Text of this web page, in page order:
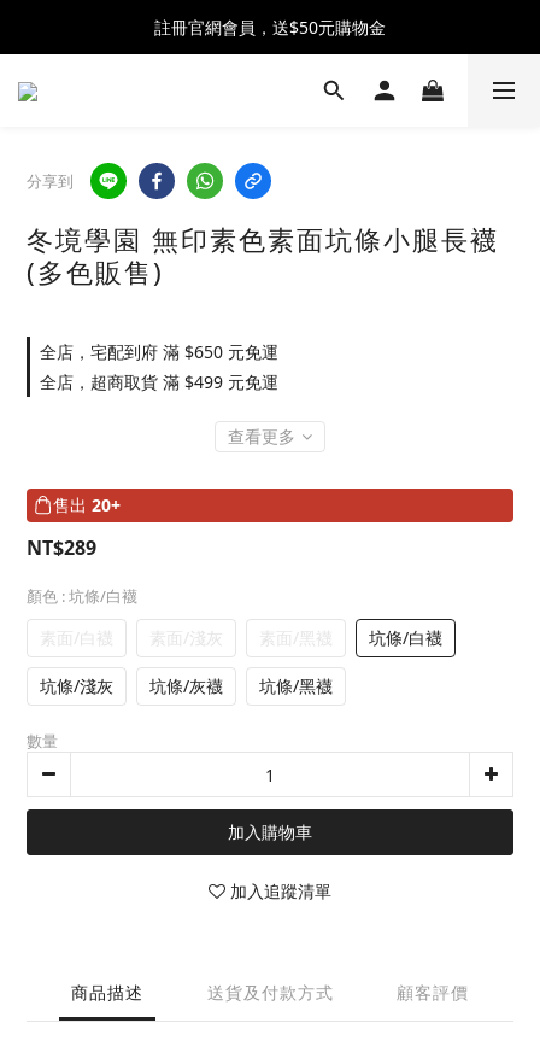
全館消費滿$2300 贈 ♡ 奶油泡芙化妝包 ♡
註冊官網會員，送$50元購物金
全館消費滿$2300 贈 ♡ 奶油泡芙化妝包 ♡
分享到
冬境學園 無印素色素面坑條小腿長襪
(多色販售)
全店，宅配到府 滿 $650 元免運
全店，超商取貨 滿 $499 元免運
查看更多
售出 20+
NT$289
顏色 : 坑條/白襪
素面/白襪 素面/淺灰 素面/黑襪 坑條/白襪
坑條/淺灰 坑條/灰襪 坑條/黑襪
數量
加入購物車
加入追蹤清單
商品描述 送貨及付款方式 顧客評價